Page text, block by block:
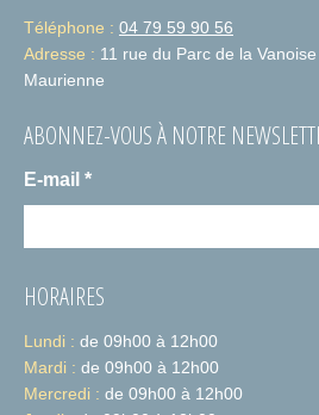
Téléphone : 04 79 59 90 56
Adresse : 11 rue du Parc de la
Maurienne
ABONNEZ-VOUS À NOTRE
E-mail *
HORAIRES
Lundi : de 09h00 à 12h00
Mardi : de 09h00 à 12h00
Mercredi : de 09h00 à 12h00